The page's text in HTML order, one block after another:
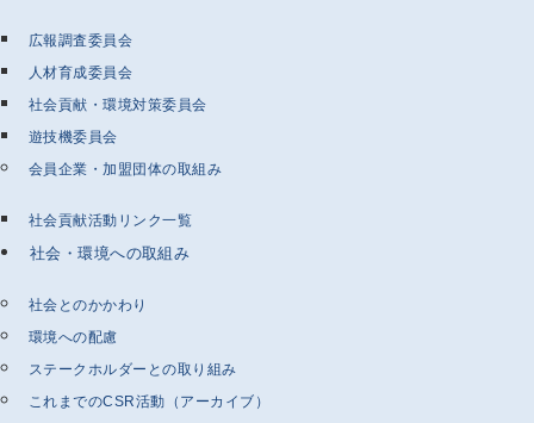
広報調査委員会
人材育成委員会
社会貢献・環境対策委員会
遊技機委員会
会員企業・加盟団体の取組み
社会貢献活動リンク一覧
社会・環境への取組み
社会とのかかわり
環境への配慮
ステークホルダーとの取り組み
これまでのCSR活動（アーカイブ）